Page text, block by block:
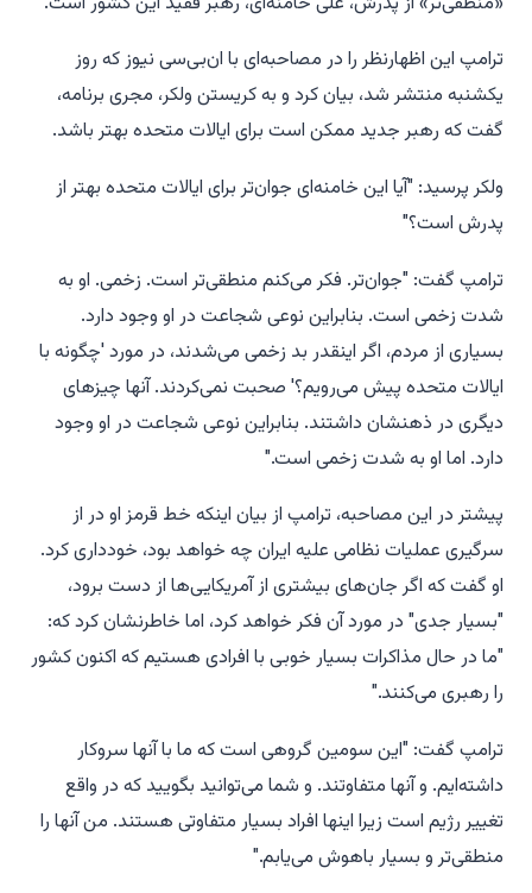
ترامپ این اظهارنظر را در مصاحبه‌ای با ان‌بی‌سی نیوز که روز
یکشنبه منتشر شد، بیان کرد و به کریستن ولکر، مجری برنامه،
گفت که رهبر جدید ممکن است برای ایالات متحده بهتر باشد.
ولکر پرسید: "آیا این خامنه‌ای جوان‌تر برای ایالات متحده بهتر از
پدرش است؟"
ترامپ گفت: "جوان‌تر. فکر می‌کنم منطقی‌تر است. زخمی. او به
شدت زخمی است. بنابراین نوعی شجاعت در او وجود دارد.
بسیاری از مردم، اگر اینقدر بد زخمی می‌شدند، در مورد 'چگونه با
ایالات متحده پیش می‌رویم؟' صحبت نمی‌کردند. آنها چیزهای
دیگری در ذهنشان داشتند. بنابراین نوعی شجاعت در او وجود
دارد. اما او به شدت زخمی است."
پیشتر در این مصاحبه، ترامپ از بیان اینکه خط قرمز او در از
سرگیری عملیات نظامی علیه ایران چه خواهد بود، خودداری کرد.
او گفت که اگر جان‌های بیشتری از آمریکایی‌ها از دست برود،
"بسیار جدی" در مورد آن فکر خواهد کرد، اما خاطرنشان کرد که:
"ما در حال مذاکرات بسیار خوبی با افرادی هستیم که اکنون کشور
را رهبری می‌کنند."
ترامپ گفت: "این سومین گروهی است که ما با آنها سروکار
داشته‌ایم. و آنها متفاوتند. و شما می‌توانید بگویید که در واقع
تغییر رژیم است زیرا اینها افراد بسیار متفاوتی هستند. من آنها را
منطقی‌تر و بسیار باهوش می‌یابم."